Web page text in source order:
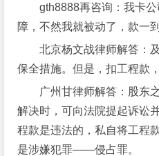
gth8888再咨询：我卡
障，不然我就被动了，款一
北京杨文战律师解答：
保全措施。但是，扣工程款
广州甘律师解答：股东
解决时，可向法院提起诉讼
程款是违法的，私自将工程
是涉嫌犯罪――侵占罪。